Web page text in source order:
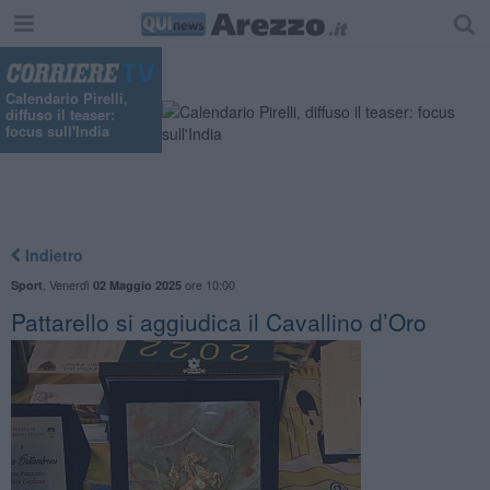
Calendario Pirelli,
diffuso il teaser:
focus sull'India
Indietro
Sport Venerdì 02 Maggio 2025ore 10:00
Pattarello si aggiudica il Cavallino d’Oro